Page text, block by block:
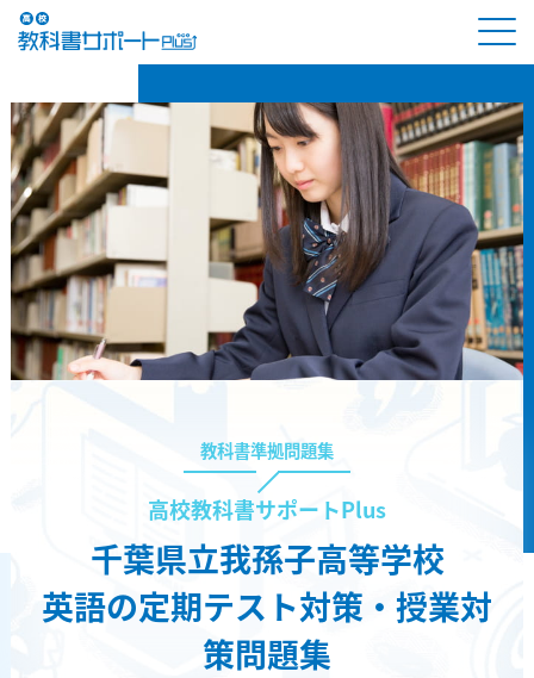
教科書準拠問題集
高校教科書サポートPlus
千葉県立我孫子高等学校
英語の定期テスト対策・授業対
策問題集